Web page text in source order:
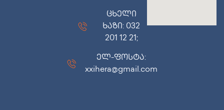
ცხელი
ხაზი: 032
201 12 21;
ელ-ფოსტა:
xxihera@gmail.com